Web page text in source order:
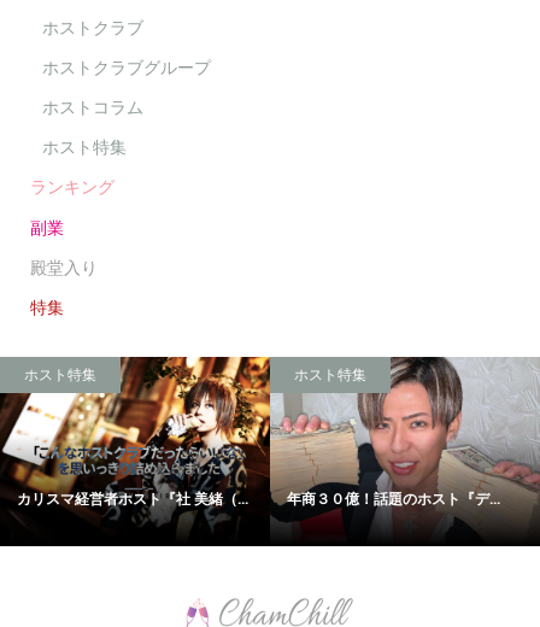
ホストクラブ
ホストクラブグループ
ホストコラム
ホスト特集
ランキング
副業
殿堂入り
特集
ホスト特集
カリスマ経営者ホスト『社 美緒（...
ホスト特集
年商３０億！話題のホスト『デ...